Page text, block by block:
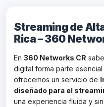
Streaming de
Rica – 360
En 360 Networks CR
digital forma parte
ofrecemos un servicio de
diseñado para el
una experiencia fluida y